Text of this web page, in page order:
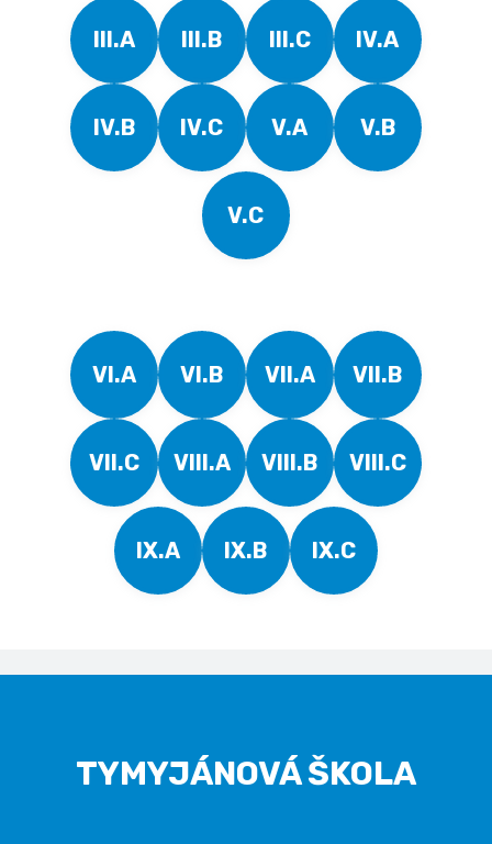
III.A III.B III.C IV.A
IV.B IV.C V.A V.B
V.C
VI.A VI.B VII.A VII.B
VII.C VIII.A VIII.B VIII.C
IX.A IX.B IX.C
TYMYJÁNOVÁ ŠKOLA